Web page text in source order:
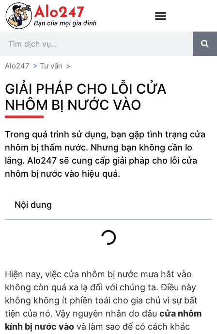
Alo247 > Tư vấn >
GIẢI PHÁP CHO LỖI CỬA
NHÔM BỊ NƯỚC VÀO
Trong quá trình sử dụng, bạn gặp tình trạng cửa
nhôm bị thấm nước. Nhưng bạn không cần lo
lắng. Alo247 sẽ cung cấp giải pháp cho lỗi cửa
nhôm bị nước vào hiệu quả.
Nội dung
Hiện nay, việc cửa nhôm bị nước mưa hắt vào
không còn quá xa lạ đối với chúng ta. Điều này
không không ít phiền toái cho gia chủ vì sự bất
tiện của nó. Vậy nguyên nhân do đâu cửa nhôm
kính bị nước vào và làm sao để có cách khắc